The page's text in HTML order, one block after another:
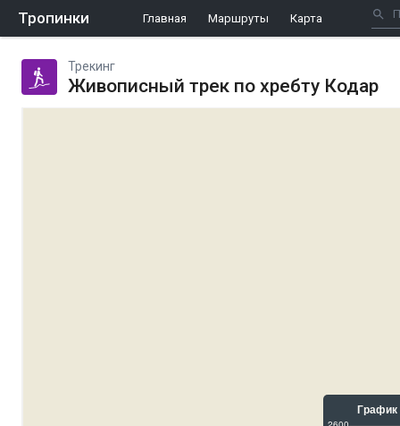
Тропинки Главная Маршруты Карта
Трекинг
Живописный трек по хребту Кодар